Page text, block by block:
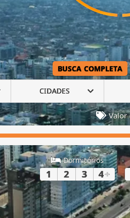
BUSCA COMPLETA
CIDADES
Valor
Dormitórios
1 2 3 4+